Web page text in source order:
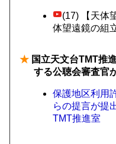
(17) 【天体
体望遠鏡の組
★ 国立天文台TMT推
する公聴会審査官
保護地区利用
らの提言が提
TMT推進室